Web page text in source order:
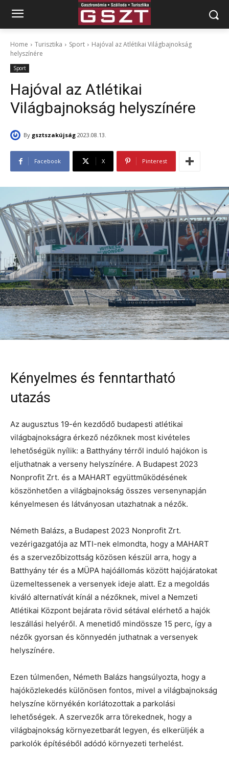
Home Turisztika Sport
Hajóval az Atlétikai Világbajnokság
helyszínére
Sport
Hajóval az Atlétikai
Világbajnokság helyszínére
By gsztszakújság 2023.08.13.
Facebook X Pinterest
Kényelmes és fenntartható
utazás
Az augusztus 19-én kezdődő budapesti atlétikai
világbajnokságra érkező nézőknek most kivételes
lehetőségük nyílik: a Batthyány térről induló hajókon is
eljuthatnak a verseny helyszínére. A Budapest 2023
Nonprofit Zrt. és a MAHART együttműködésének
köszönhetően a világbajnokság összes versenynapján
kényelmesen és látványosan utazhatnak a nézők.
Németh Balázs, a Budapest 2023 Nonprofit Zrt.
vezérigazgatója az MTI-nek elmondta, hogy a MAHART
és a szervezőbizottság közösen készül arra, hogy a
Batthyány tér és a MÜPA hajóállomás között hajójáratokat
üzemeltessenek a versenyek ideje alatt. Ez a megoldás
kiváló alternatívát kínál a nézőknek, mivel a Nemzeti
Atlétikai Központ bejárata rövid sétával elérhető a hajók
leszállási helyéről. A menetidő mindössze 15 perc, így a
nézők gyorsan és könnyedén juthatnak a versenyek
helyszínére.
Ezen túlmenően, Németh Balázs hangsúlyozta, hogy a
hajóközlekedés különösen fontos, mivel a világbajnokság
helyszíne környékén korlátozottak a parkolási
lehetőségek. A szervezők arra törekednek, hogy a
világbajnokság környezetbarát legyen, és elkerüljék a
parkolók építéséből adódó környezeti terhelést.